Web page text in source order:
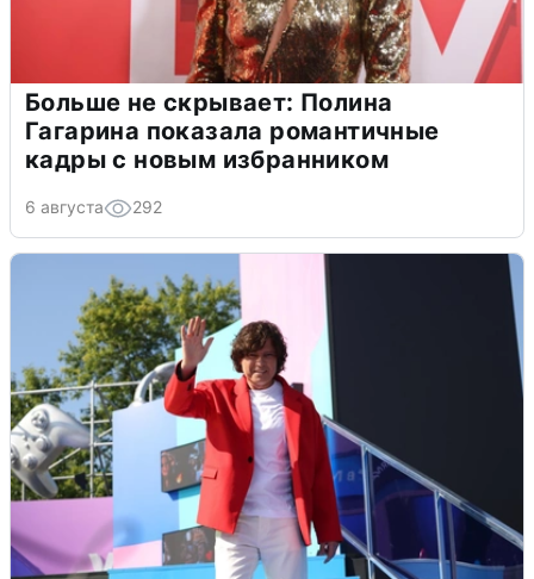
Больше не скрывает: Полина
Гагарина показала романтичные
кадры с новым избранником
6 августа 292